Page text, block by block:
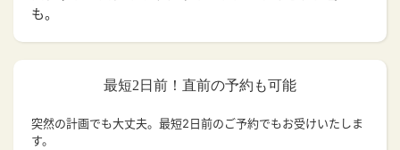
も。
最短2日前！直前の予約も可能
突然の計画でも大丈夫。 最短2日前のご予約でもお受けいたしま
す。